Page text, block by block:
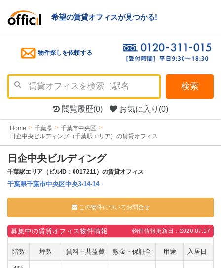
希望の賃貸オフィスが見つかる!
物件探しを依頼する
検索
閲覧履歴(0) お気に入り (0)
Home 千葉県
千葉市中央区
日企中央ビルディング（千葉駅エリア）の賃貸オフィス
日企中央ビルディング
千葉駅エリア（ビルID：0017211）の賃貸オフィス
千葉県千葉市中央区中央3-14-14
この物件についてお問合せ
募集中の賃貸オフィス物件情報 物件情報更新日：2026.07.17
階数 坪数 賃料＋共益費 敷金・保証金 用途 入居日